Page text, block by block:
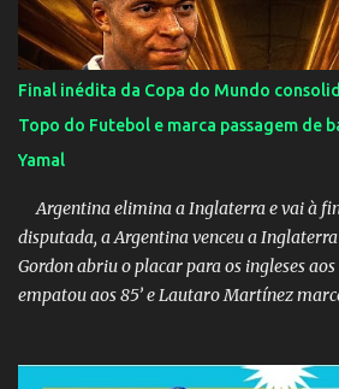
Final inédita da Copa do Mundo
Topo do Futebol e marca passagem de
Yamal
Argentina elimina a Inglaterra e vai à
disputada, a Argentina venceu a
Gordon abriu o placar para os ingleses aos
empatou aos 85’ e Lautaro Martínez
Inglaterra durante o jogo.